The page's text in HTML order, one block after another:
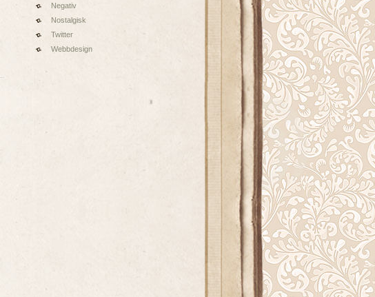
Negativ
Nostalgisk
Twitter
Webbdesign